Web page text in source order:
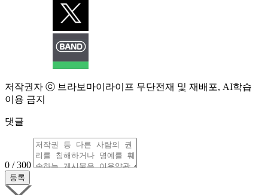
저작권자 ⓒ 브라보마이라이프 무단전재 및 재배포, AI학습
이용 금지
댓글
0 / 300